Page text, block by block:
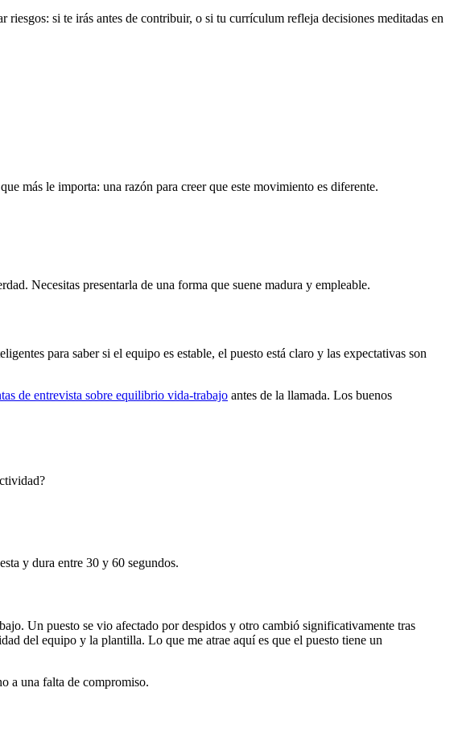
si te irás antes de contribuir, o si tu currículum refleja decisiones meditadas en
más le importa: una razón para creer que este movimiento es diferente.
Necesitas presentarla de una forma que suene madura y empleable.
para saber si el equipo es estable, el puesto está claro y las expectativas son
de entrevista sobre equilibrio vida-trabajo antes de la llamada. Los buenos
y dura entre 30 y 60 segundos.
Un puesto se vio afectado por despidos y otro cambió significativamente tras
del equipo y la plantilla. Lo que me atrae aquí es que el puesto tiene un
a una falta de compromiso.